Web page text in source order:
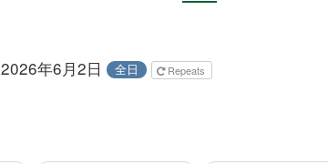
2026年6月2日 全日 Repeats